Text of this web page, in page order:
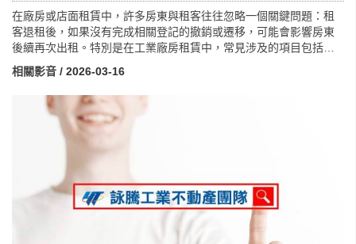
在廠房或店面租賃中，許多房東與租客往往忽略一個關鍵問題：租
客退租後，如果沒有完成相關登記的撤銷或遷移，可能會影響房東
後續再次出租。特別是在工業廠房租賃中，常見涉及的項目包括工
廠登記註銷、公司登記地址遷移、營業登記變更，以及環保列管與
土壤污染檢測等程序。如果租客未妥善處理，該地址仍可能被視為
原企業營運場所，甚至產生環保或行政責任，導致房東廠房使用受
限。因此，無論是房東或租客，在租賃契約簽訂與退租點交時，都
應確認相關登記是否完成變更或註銷，並在契約中明確規範責任與
期限，才能避免日後產生爭議或影響物件再次出租。
相關影音 / 2026-03-16